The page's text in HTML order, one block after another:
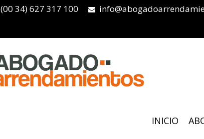
(00 34) 627 317 100
INICIO